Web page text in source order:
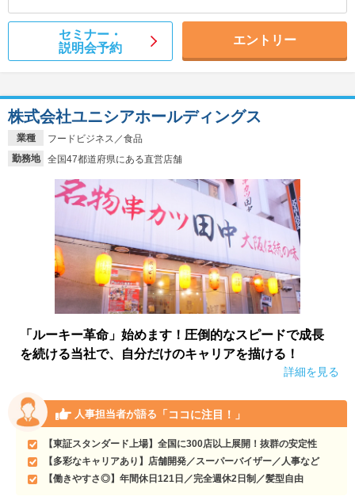
セミナー・
説明会予約
エントリー
業種
フードビジネス／食品
勤務地
全国47都道府県にある直営店舗
株式会社ユニシアホールディングス
「ルーキー革命」始めます！圧倒的なスピードで成長
を続ける当社で、自分だけのキャリアを描ける！
詳細を見る
人事担当者が語る 「ココに注目！」
【東証スタンダード上場】全国に300店以上展開！抜群の安定性
【多彩なキャリアあり】店舗開発／スーパーバイザー／人事など
【働きやすさ◎】年間休日121日／完全週休2日制／髪型自由